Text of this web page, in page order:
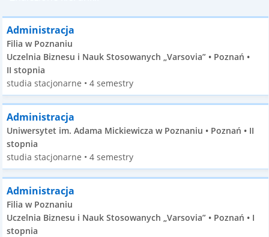
Administracja
Filia w Poznaniu
Uczelnia Biznesu i Nauk Stosowanych „Varsovia” • Poznań •
II stopnia
studia stacjonarne • 4 semestry
Administracja
Uniwersytet im. Adama Mickiewicza w Poznaniu • Poznań • II
stopnia
studia stacjonarne • 4 semestry
Administracja
Filia w Poznaniu
Uczelnia Biznesu i Nauk Stosowanych „Varsovia” • Poznań • I
stopnia